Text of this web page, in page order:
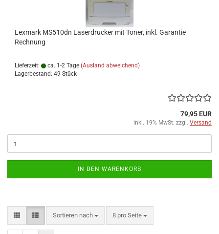
Lexmark MS510dn Laserdrucker mit Toner, inkl. Garantie
Rechnung
Lieferzeit: ca. 1-2 Tage (Ausland abweichend)
Lagerbestand: 49 Stück
79,95 EUR
inkl. 19% MwSt. zzgl. Versand
IN DEN WARENKORB
Sortieren nach
Sortieren nach 8 pro Seite
pro Seite